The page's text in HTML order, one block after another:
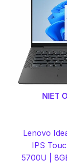
NIET
Lenovo
IPS
5700U |